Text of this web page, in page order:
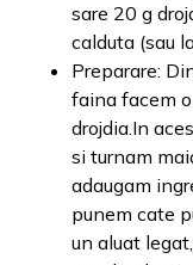
sare 20 g
calduta (sau
Preparare:
faina facem
drojdia.In
si turnam
adaugam
punem cate
un aluat